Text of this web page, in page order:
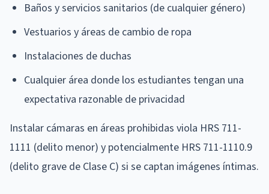
Baños y servicios sanitarios (de cualquier género)
Vestuarios y áreas de cambio de ropa
Instalaciones de duchas
Cualquier área donde los estudiantes tengan una
expectativa razonable de privacidad
Instalar cámaras en áreas prohibidas viola HRS 711-
1111 (delito menor) y potencialmente HRS 711-1110.9
(delito grave de Clase C) si se captan imágenes íntimas.